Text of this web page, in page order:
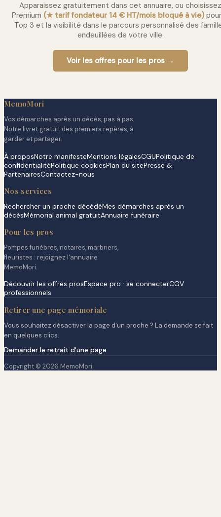
Apparaissez gratuitement dans cet annuaire, ou choisissez
Premium (★ tarif fondateur 14 € HT/mois bloqué à vie)
Top 3 et la visibilité dans le parcours personnalisé des
endeuillées de votre ville.
Voir les offres pour les pros →
MemoMori
Vos démarches après un décès, pas à pas.
Notre livret gratuit des premiers repères, à
garder et partager.
À proposNotre manifesteMentions légalesCGUPolitique de
confidentialitéPolitique cookiesPlan du sitePresse &
PartenairesContactez-nous
Nos services
Rechercher un proche décédéMes démarches après un
décèsMémorial animal gratuitAnnuaire funéraire
Pour les pros
Pompes funèbres, notaires, marbriers,
fleuristes : rejoignez l'annuaire
MemoMori.
Découvrir les offres prosEspace pro · se connecterCGV
professionnels
Retirer une page mémoriale
Vous souhaitez désactiver la page d'un proche ? La demande se fait
en quelques clics.
Demander le retrait d'une page
Copyright © 2026 MemoMori